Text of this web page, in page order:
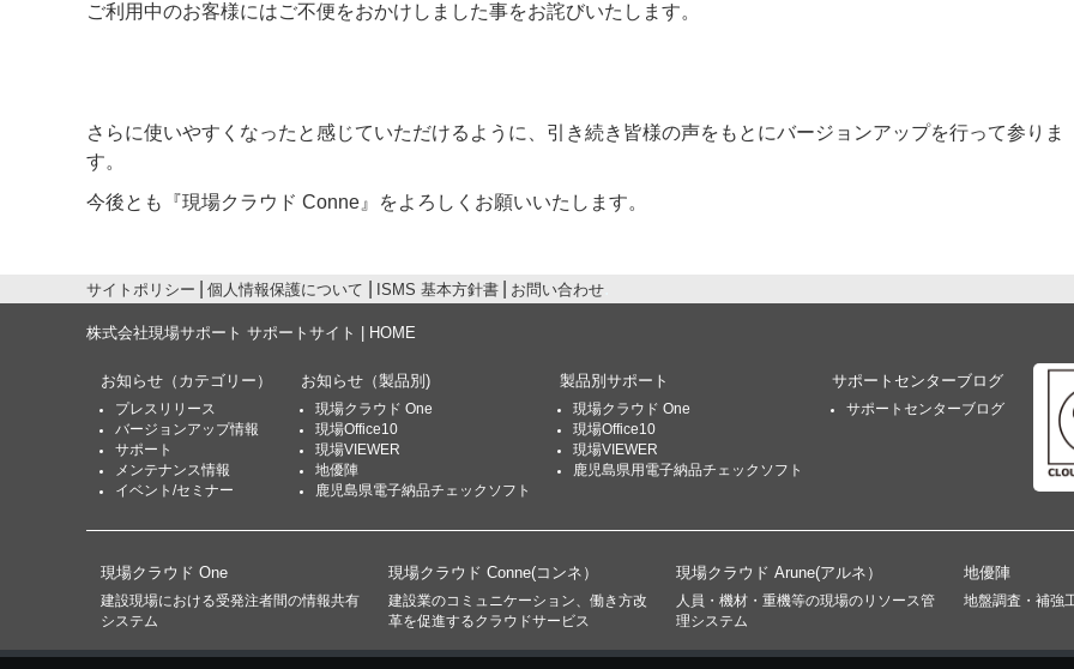
ご利用中のお客様にはご不便をおかけしました事をお詫びいたします。
さらに使いやすくなったと感じていただけるように、引き続き皆様の声をもとにバージョンアップを行って参りま
す。
今後とも『現場クラウド Conne』をよろしくお願いいたします。
サイトポリシー 個人情報保護について ISMS 基本方針書 お問い合わせ
株式会社現場サポート サポートサイト | HOME
お知らせ （カテゴリー）
プレスリリース
バージョンアップ情報
サポート
メンテナンス情報
イベント/セミナー
お知らせ （製品別)
現場クラウド One
現場Office10
現場VIEWER
地優陣
鹿児島県電子納品チェックソフト
製品別サポート
現場クラウド One
現場Office10
現場VIEWER
鹿児島県用電子納品チェックソフト
サポートセンターブログ
サポートセンターブログ
現場クラウド One
建設現場における受発注者間の情報共有
システム
現場クラウド Conne(コンネ）
建設業のコミュニケーション、働き方改
革を促進するクラウドサービス
現場クラウド Arune(アルネ）
人員・機材・重機等の現場のリソース管
理システム
地優陣
地盤調査・補強